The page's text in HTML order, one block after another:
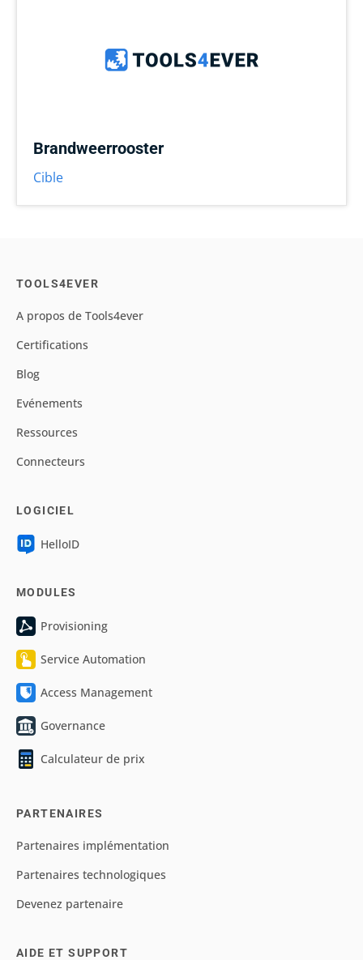
Brandweerrooster
Cible
TOOLS4EVER
A propos de Tools4ever
Certifications
Blog
Evénements
Ressources
Connecteurs
LOGICIEL
HelloID
MODULES
Provisioning
Service Automation
Access Management
Governance
Calculateur de prix
PARTENAIRES
Partenaires implémentation
Partenaires technologiques
Devenez partenaire
AIDE ET SUPPORT